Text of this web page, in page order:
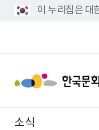
이 누리집은 대
소식